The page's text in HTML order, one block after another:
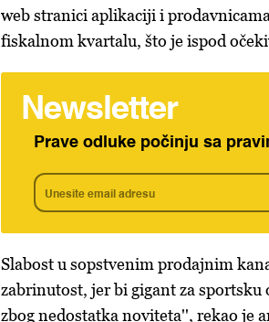
web stranici aplikaciji i
fiskalnom kvartalu, što je ispod
Newsletter
Prave odluke počinju sa
Slabost u sopstvenim prodajnim
zabrinutost, jer bi gigant za sportsku
zbog nedostatka noviteta'', rekao je